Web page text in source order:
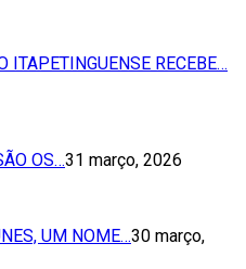
ITAPETINGUENSE RECEBE…
OS…31 março, 2026
UM NOME…30 março,